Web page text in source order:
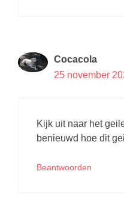
Cocacola
25 november
Kijk uit naar het
benieuwd hoe dit
Beantwoorden